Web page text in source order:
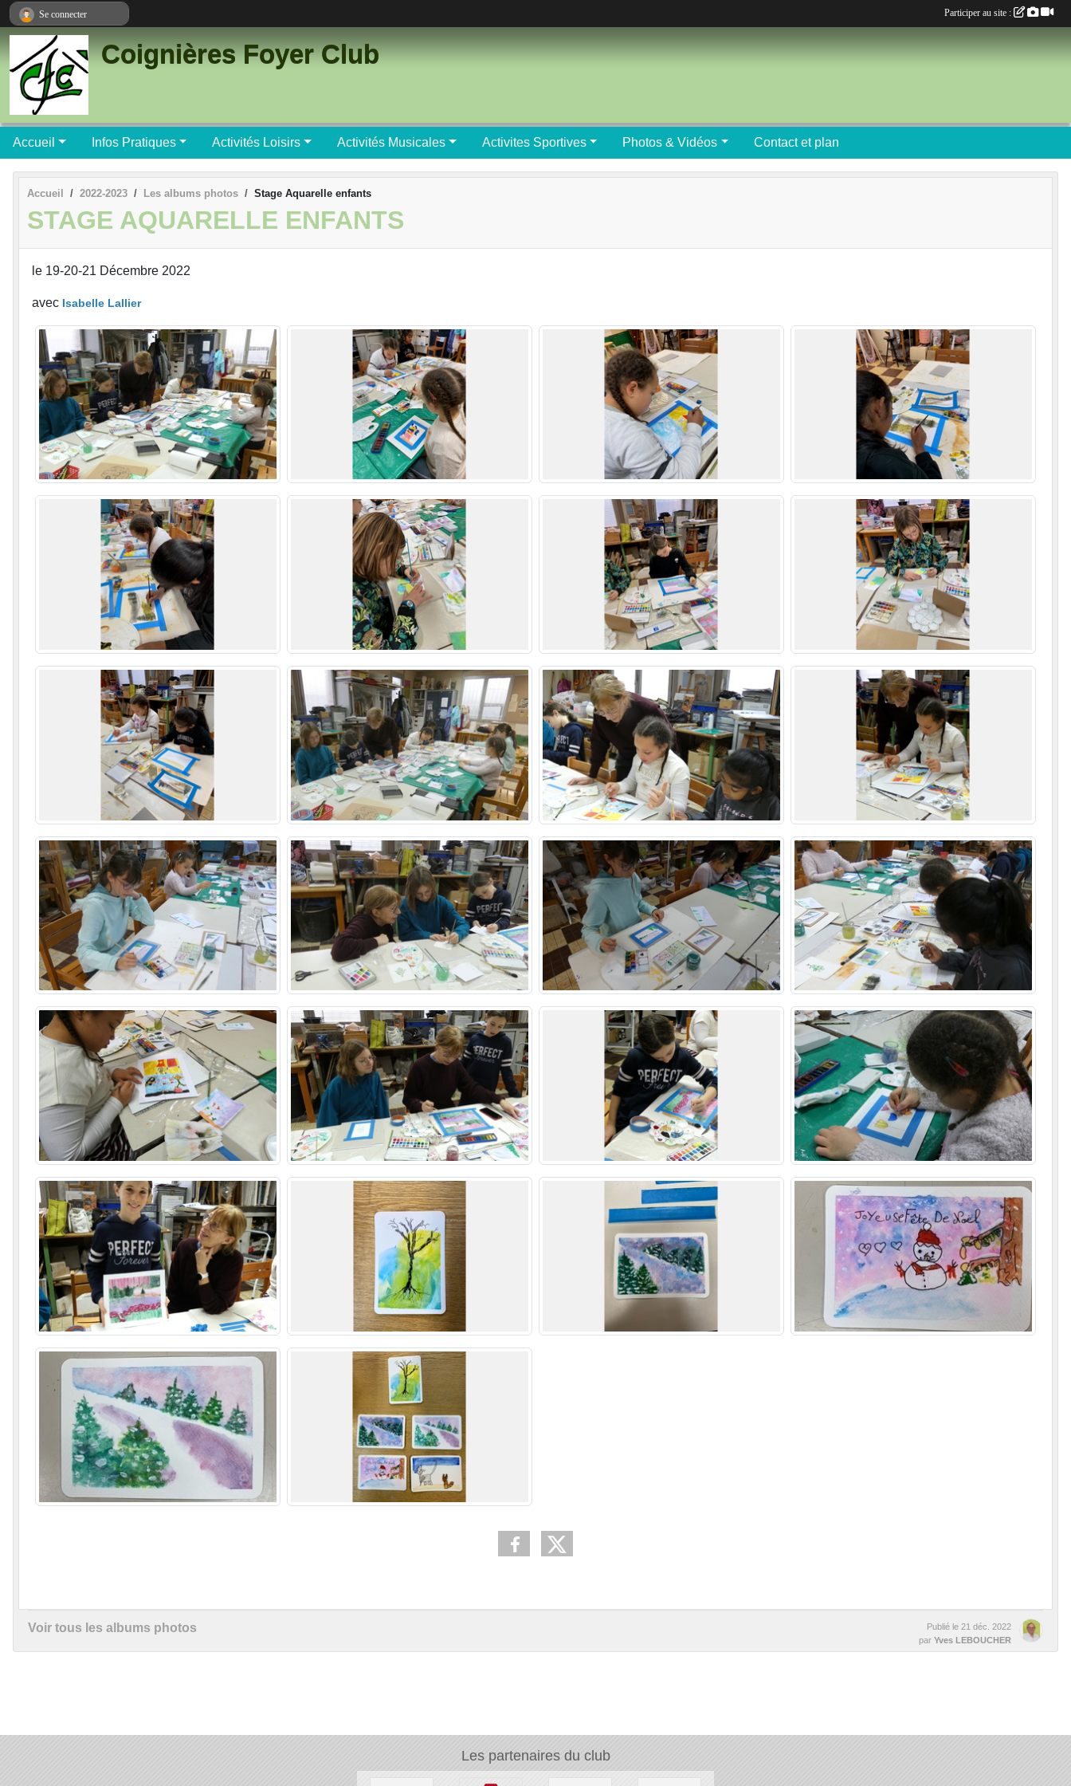
Coignières Foyer Club
Accueil Infos Pratiques Activités Loisirs Activités Musicales Activites Sportives Photos & Vidéos Contact et plan
Accueil 2022-2023 Les albums photos Stage Aquarelle enfants
STAGE AQUARELLE ENFANTS
le 19-20-21 Décembre 2022
avec Isabelle Lallier
Voir tous les albums photos Publié le 21 déc. 2022
par Yves LEBOUCHER
Les partenaires du club
Se connecter Participer au site :
Panneau de gestion des cookies